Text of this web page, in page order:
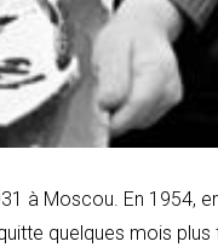
à Moscou. En 1954,
quelques mois